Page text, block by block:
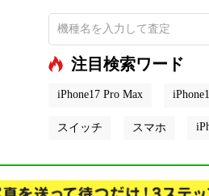
注目検索ワード
iPhone17 Pro Max
スイッチ スマホ